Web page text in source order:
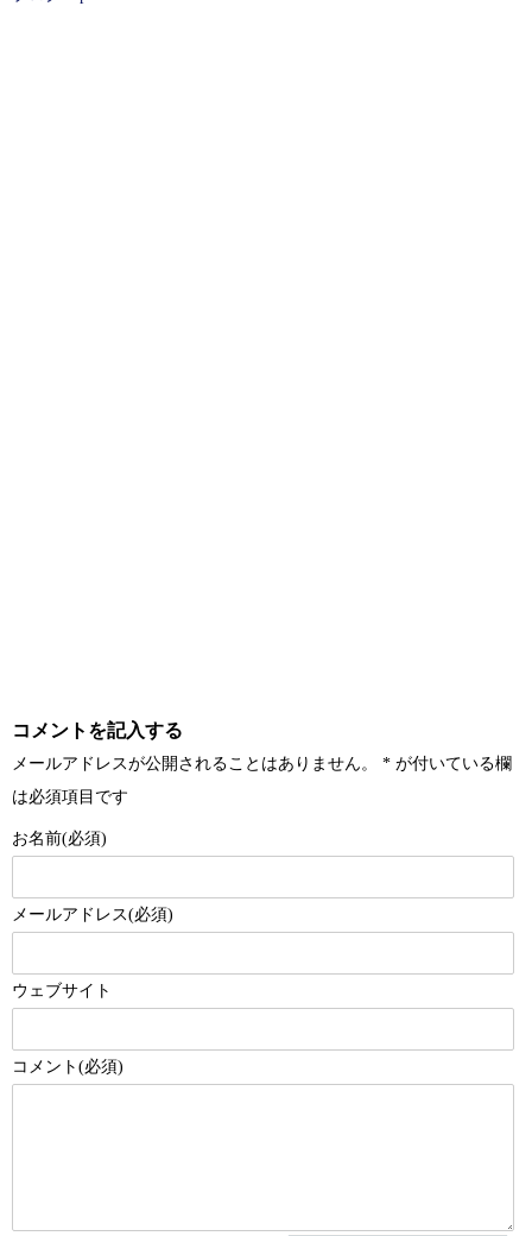
コメントを記入する
メールアドレスが公開されることはありません。 * が付いている欄
は必須項目です
お名前(必須)
メールアドレス(必須)
ウェブサイト
コメント(必須)